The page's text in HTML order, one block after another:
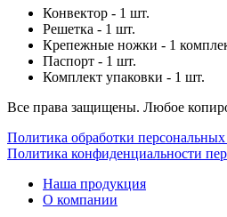
Конвектор - 1 шт.
Решетка - 1 шт.
Крепежные ножки - 1
Паспорт - 1 шт.
Комплект упаковки - 1 шт.
Все права защищены. Любое
Политика обработки
Политика конфиденциальности
Наша продукция
О компании